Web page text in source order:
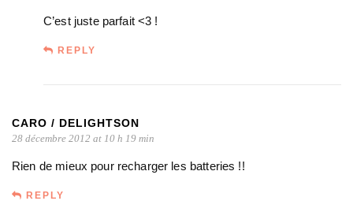
C’est juste parfait <3 !
REPLY
CARO / DELIGHTSON
28 décembre 2012 at 10 h 19 min
Rien de mieux pour recharger les batteries !!
REPLY